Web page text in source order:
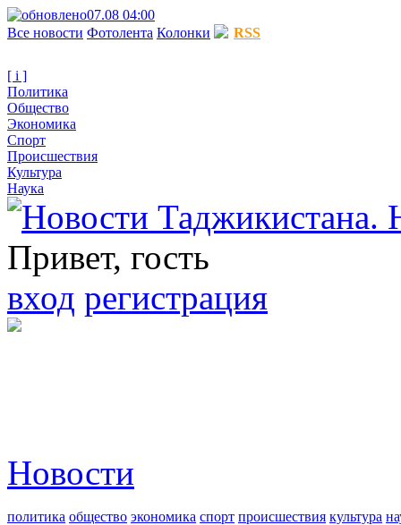
07.08 04:00
Все новости Фотолента Колонки RSS
[ i ]
Политика
Общество
Экономика
Спорт
Происшествия
Культура
Наука
Привет, гость
вход регистрация
Новости
политика общество экономика спорт происшествия культура